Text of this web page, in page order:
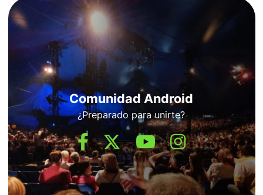
Comunidad Android
¿Preparado para unirte?